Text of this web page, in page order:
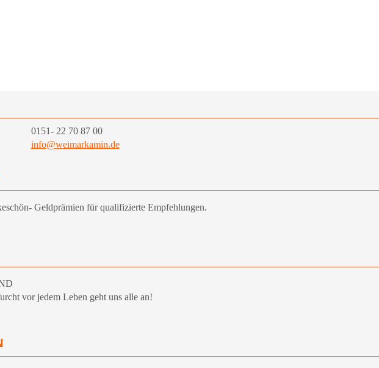
0151- 22 70 87 00
info@weimarkamin.de
Geldprämien für qualifizierte Empfehlungen.
vor jedem Leben geht uns alle an!